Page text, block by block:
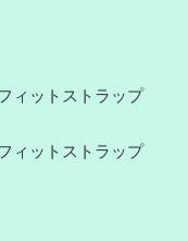
ィットストラップ​
ィットストラップ​